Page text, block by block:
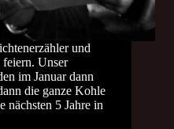
und
feiern. Unser
im Januar dann
die ganze Kohle
nächsten 5 Jahre in